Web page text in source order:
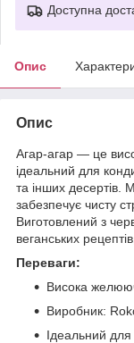
Доступна
Опис
Опис
Агар-агар — це
ідеальний для
та інших десертів.
забезпечує чисту
Виготовлений з
веганських
Переваги:
Висока
Виробник:
Ідеальний